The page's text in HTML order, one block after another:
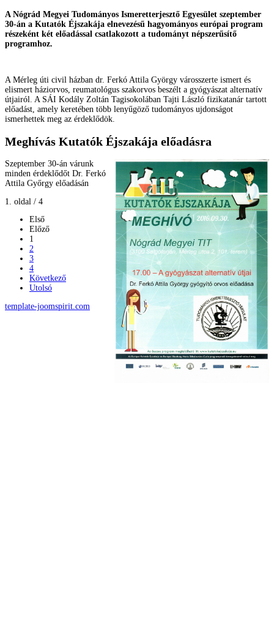
A Nógrád Megyei Tudományos Ismeretterjesztő Egyesület szeptember
30-án a Kutatók Éjszakája elnevezésű hagyományos európai program
részeként két előadással csatlakozott a tudományt népszerűsítő
programhoz.
A Mérleg úti civil házban dr. Ferkó Attila György városszerte ismert és
elismert háziorvos, reumatológus szakorvos beszélt a gyógyászat alternatív
útjairól. A SÁI Kodály Zoltán Tagisokolában Tajti László fizikatanár tartott
előadást, amely keretében több lenyűgöző tudományos ujdonságot
ismerhettek meg az érdeklődök.
Meghívás Kutatók Éjszakája előadásra
Szeptember 30-án várunk
minden érdeklődőt Dr. Ferkó
Attila Győrgy előadásán
1. oldal / 4
Első
Előző
1
2
3
4
Következő
Utolsó
template-joomspirit.com